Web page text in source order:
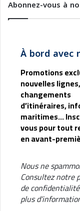
Abonnez-vous à
À bord avec
Promotions
nouvelles lignes,
changements
d’itinéraires,
maritimes...
vous pour tout
en avant-
Nous ne
Consultez notre
de confidentialité
plus